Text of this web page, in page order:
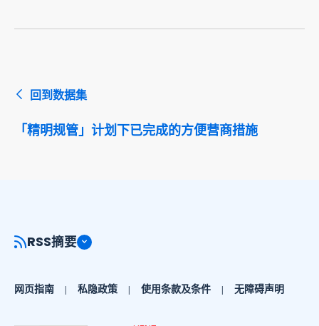
回到数据集
「精明规管」计划下已完成的方便营商措施
RSS摘要
网页指南 私隐政策 使用条款及条件 无障碍声明